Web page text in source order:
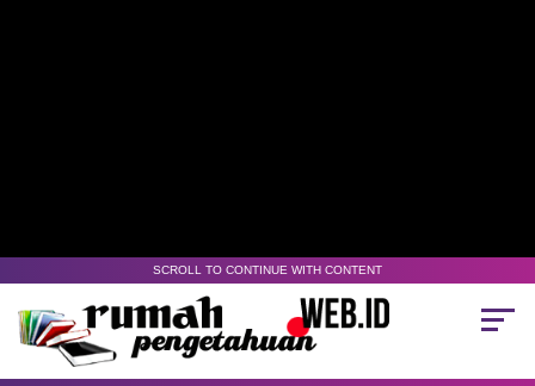
SCROLL TO CONTINUE WITH CONTENT